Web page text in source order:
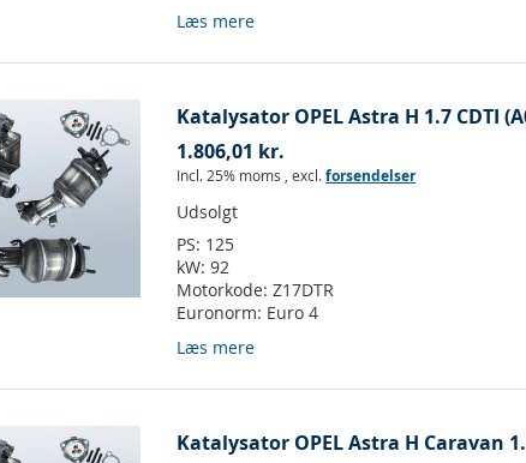
Læs mere
Katalysator OPEL Astra H 1.7 CDTI
1.806,01 kr.
Incl. 25% moms ,excl.forsendelser
Udsolgt
PS: 125
kW:92
Motorkode:Z17DTR
Euronorm: Euro 4
Læs mere
Katalysator OPEL Astra H Caravan